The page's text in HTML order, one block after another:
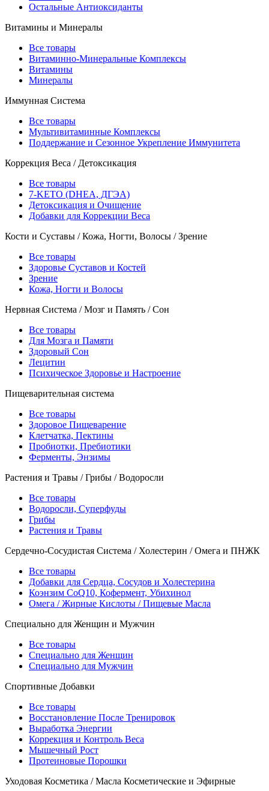
Остальные Антиоксиданты
Витамины и Минералы
Все товары
Витаминно-Минеральные Комплексы
Витамины
Минералы
Иммунная Система
Все товары
Мультивитаминные Комплексы
Поддержание и Сезонное Укрепление Иммунитета
Коррекция Веса / Детоксикация
Все товары
7-KETO (DHEA, ДГЭА)
Детоксикация и Очищение
Добавки для Коррекции Веса
Кости и Суставы / Кожа, Ногти, Волосы / Зрение
Все товары
Здоровье Суставов и Костей
Зрение
Кожа, Ногти и Волосы
Нервная Система / Мозг и Память / Сон
Все товары
Для Мозга и Памяти
Здоровый Сон
Лецитин
Психическое Здоровье и Настроение
Пищеварительная система
Все товары
Здоровое Пищеварение
Клетчатка, Пектины
Пробиотки, Пребиотики
Ферменты, Энзимы
Растения и Травы / Грибы / Водоросли
Все товары
Водоросли, Суперфуды
Грибы
Растения и Травы
Сердечно-Сосудистая Система / Холестерин / Омега и ПНЖК
Все товары
Добавки для Сердца, Сосудов и Холестерина
Коэнзим CoQ10, Кофермент, Убихинол
Омега / Жирные Кислоты / Пищевые Масла
Специально для Женщин и Мужчин
Все товары
Специально для Женщин
Специально для Мужчин
Спортивные Добавки
Все товары
Восстановление После Тренировок
Выработка Энергии
Коррекция и Контроль Веса
Мышечный Рост
Протеиновые Порошки
Уходовая Косметика / Масла Косметические и Эфирные